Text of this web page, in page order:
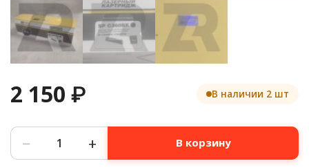
2 150 ₽ В наличии 2 шт
Количество
товара
Картридж
− + В корзину